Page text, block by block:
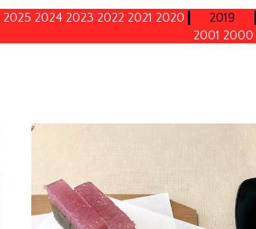
2025 2024 2023 2022 2021 2020 2019
2001 2000